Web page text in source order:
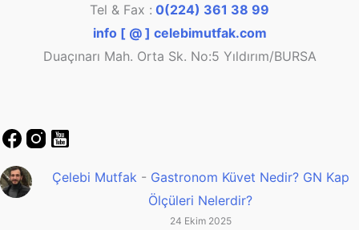
Tel & Fax : 0(224) 361 38 99
info [ @ ] celebimutfak.com
Duaçınarı Mah. Orta Sk. No:5 Yıldırım/BURSA
Çelebi Mutfak- Gastronom Küvet Nedir? GN Kap
Ölçüleri Nelerdir?
24 Ekim 2025